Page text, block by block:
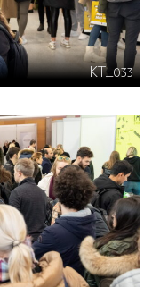
KT_033